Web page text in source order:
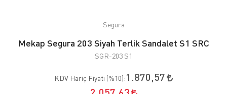
Segura
Mekap Segura 203 Siyah Terlik Sandalet S1 SRC
SGR-203 S1
KDV Hariç Fiyatı (%10):1.870,57